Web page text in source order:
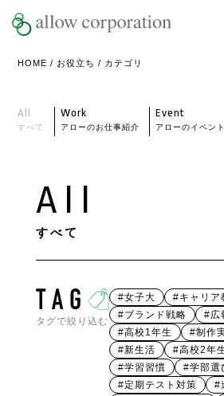
HOME / お役立ち / カテゴリ
All
すべて
Work
アローのお仕事紹介
Event
アローのイベン
All
すべて
タグで絞り込む
#女子大
#キャリア
#ブランド戦略
#広
#高校1年生
#制作
#新生活
#高校2年
#学習習慣
#学部選
#定期テスト対策
#